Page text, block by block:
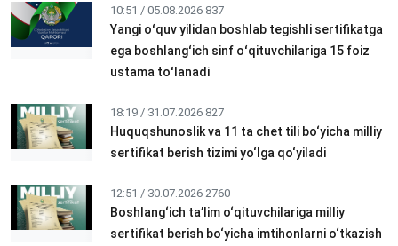
10:51 / 05.08.2026 837
Yangi oʻquv yilidan boshlab tegishli sertifikatga
ega boshlangʻich sinf oʻqituvchilariga 15 foiz
ustama toʻlanadi
18:19 / 31.07.2026 827
Huquqshunoslik va 11 ta chet tili bo‘yicha milliy
sertifikat berish tizimi yo‘lga qo‘yiladi
12:51 / 30.07.2026 2760
Boshlang‘ich ta’lim o‘qituvchilariga milliy
sertifikat berish bo‘yicha imtihonlarni o‘tkazish